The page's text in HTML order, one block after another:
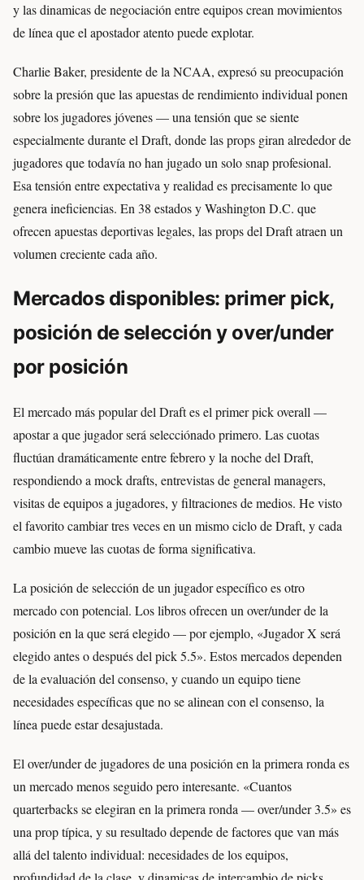
y las dinamicas de negociación entre equipos crean movimientos
de línea que el apostador atento puede explotar.
Charlie Baker, presidente de la NCAA, expresó su preocupación
sobre la presión que las apuestas de rendimiento individual ponen
sobre los jugadores jóvenes — una tensión que se siente
especialmente durante el Draft, donde las props giran alrededor de
jugadores que todavía no han jugado un solo snap profesional.
Esa tensión entre expectativa y realidad es precisamente lo que
genera ineficiencias. En 38 estados y Washington D.C. que
ofrecen apuestas deportivas legales, las props del Draft atraen un
volumen creciente cada año.
Mercados disponibles: primer pick,
posición de selección y over/under
por posición
El mercado más popular del Draft es el primer pick overall —
apostar a que jugador será selecciónado primero. Las cuotas
fluctúan dramáticamente entre febrero y la noche del Draft,
respondiendo a mock drafts, entrevistas de general managers,
visitas de equipos a jugadores, y filtraciones de medios. He visto
el favorito cambiar tres veces en un mismo ciclo de Draft, y cada
cambio mueve las cuotas de forma significativa.
La posición de selección de un jugador específico es otro
mercado con potencial. Los libros ofrecen un over/under de la
posición en la que será elegido — por ejemplo, «Jugador X será
elegido antes o después del pick 5.5». Estos mercados dependen
de la evaluación del consenso, y cuando un equipo tiene
necesidades específicas que no se alinean con el consenso, la
línea puede estar desajustada.
El over/under de jugadores de una posición en la primera ronda es
un mercado menos seguido pero interesante. «Cuantos
quarterbacks se elegiran en la primera ronda — over/under 3.5» es
una prop típica, y su resultado depende de factores que van más
allá del talento individual: necesidades de los equipos,